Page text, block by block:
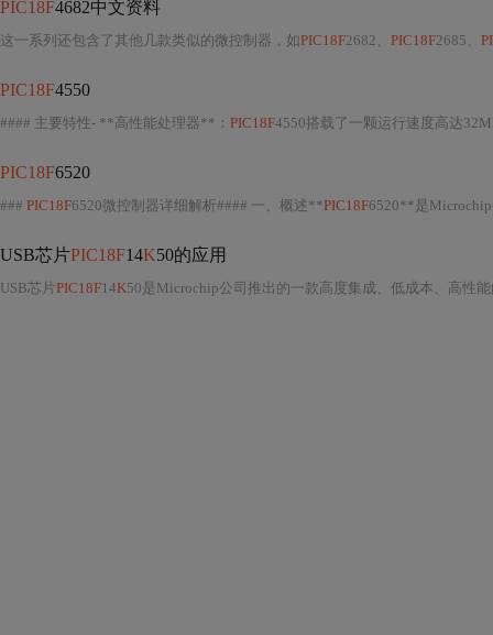
PIC18F4682中文资料
这一系列还包含了其他几款类似的微控制器，如PIC18F2682、 PIC18F2685、
PIC18F4550
#### 主要特性- **高性能处理器**： PIC18F4550搭载了一颗运行速度高达
PIC18F6520
### PIC18F6520微控制器详细解析#### 一、概述**PIC18F6520**是Microchip公司
USB芯片PIC18F14K50的应用
USB芯片PIC18F14K50是Microchip公司推出的一款高度集成、低成本、高性